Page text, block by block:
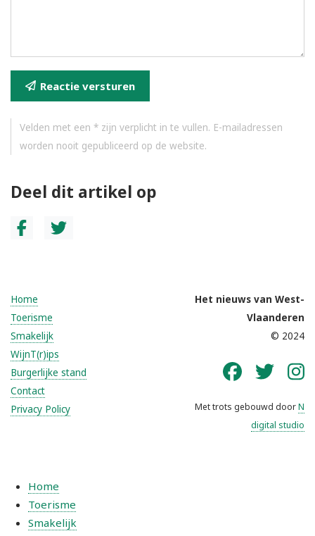
Reactie versturen
Velden met een * zijn verplicht in te vullen. E-mailadressen
worden nooit gepubliceerd op de website.
Deel dit artikel op
Home
Toerisme
Smakelijk
WijnT(r)ips
Burgerlijke stand
Contact
Privacy Policy
Het nieuws van West-
Vlaanderen
© 2024
Met trots gebouwd doorN
digital studio
Home
Toerisme
Smakelijk